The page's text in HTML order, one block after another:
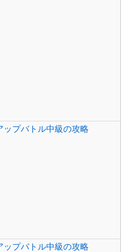
ップバトル中級の攻略
ップバトル中級の攻略